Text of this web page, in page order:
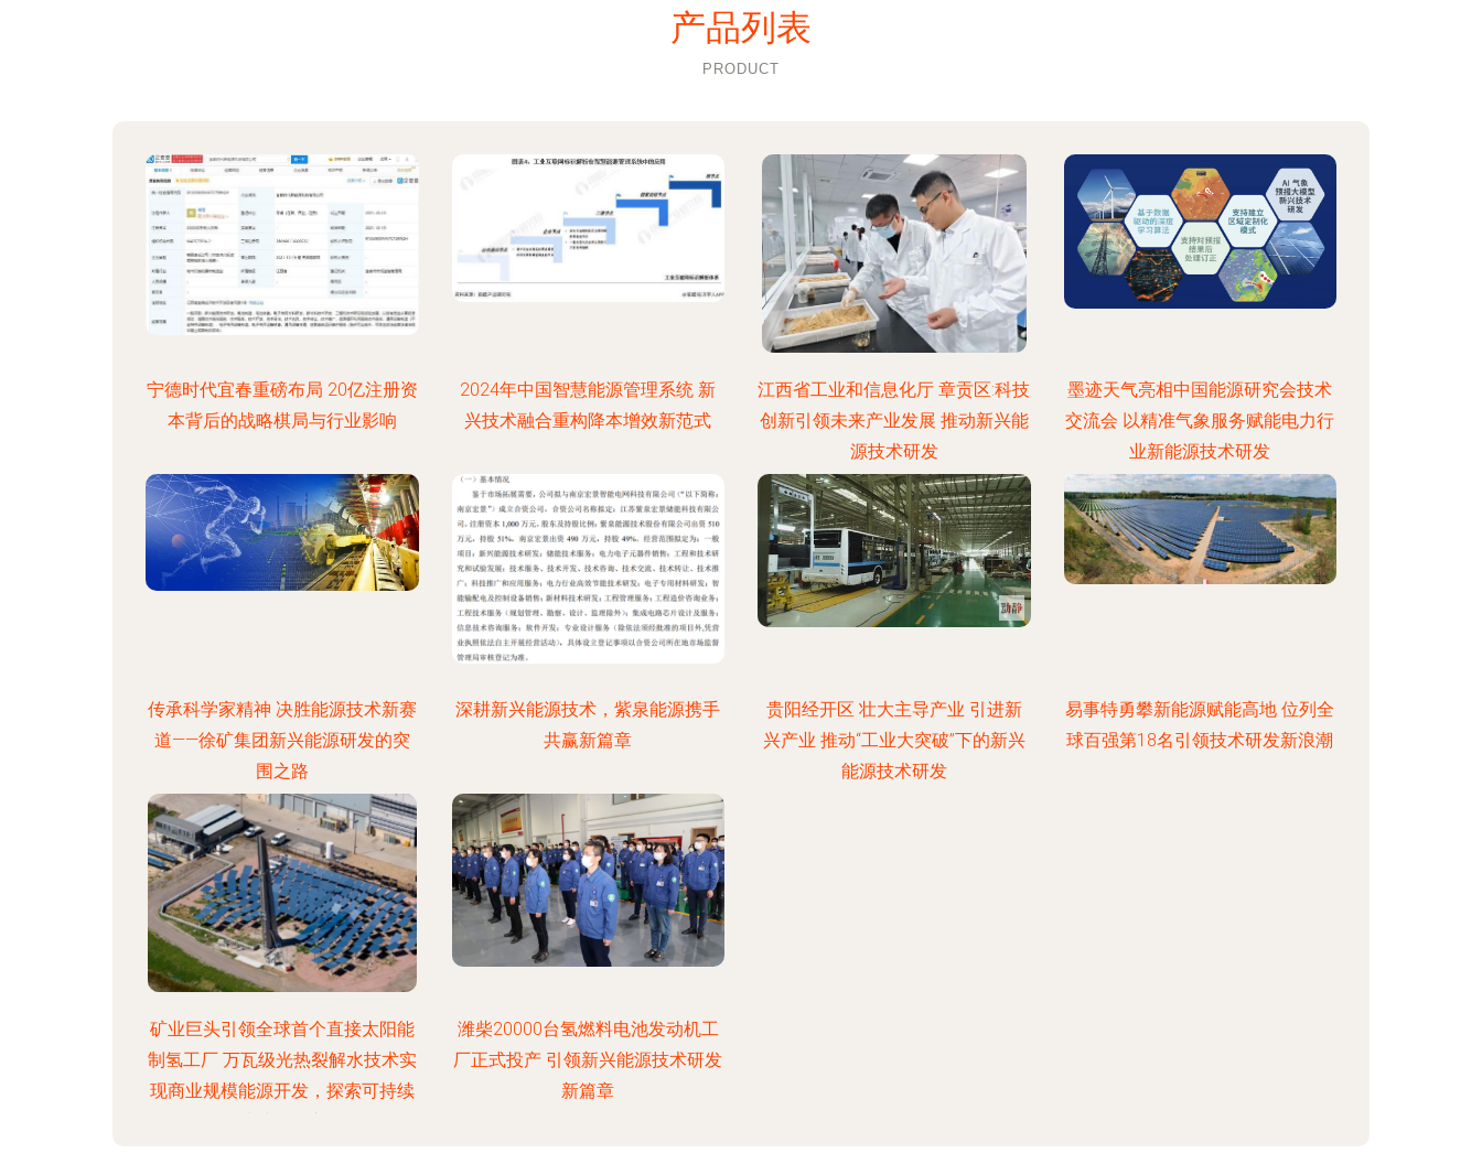
产品列表
PRODUCT
宁德时代宜春重磅布局 20亿注册资
本背后的战略棋局与行业影响
2024年中国智慧能源管理系统 新
兴技术融合重构降本增效新范式
江西省工业和信息化厅 章贡区:科技
创新引领未来产业发展 推动新兴能
源技术研发
墨迹天气亮相中国能源研究会技术
交流会 以精准气象服务赋能电力行
业新能源技术研发
传承科学家精神 决胜能源技术新赛
道——徐矿集团新兴能源研发的突
围之路
深耕新兴能源技术，紫泉能源携手
共赢新篇章
贵阳经开区 壮大主导产业 引进新
兴产业 推动“工业大突破”下的新兴
能源技术研发
易事特勇攀新能源赋能高地 位列全
球百强第18名引领技术研发新浪潮
矿业巨头引领全球首个直接太阳能
制氢工厂 万瓦级光热裂解水技术实
现商业规模能源开发，探索可持续
潍柴20000台氢燃料电池发动机工
厂正式投产 引领新兴能源技术研发
新篇章